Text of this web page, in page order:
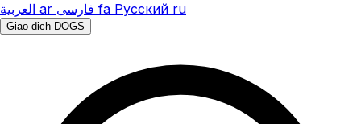
العربية ar فارسی fa Русский ru
Giao dịch DOGS